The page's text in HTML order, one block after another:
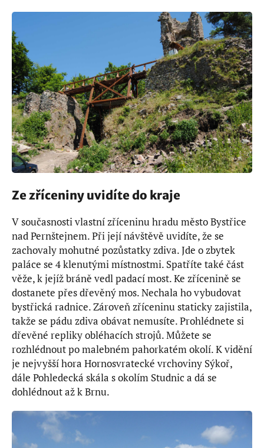
Ze zříceniny uvidíte do kraje
V současnosti vlastní zříceninu hradu město Bystřice
nad Pernštejnem. Při její návštěvě uvidíte, že se
zachovaly mohutné pozůstatky zdiva. Jde o zbytek
paláce se 4 klenutými místnostmi. Spatříte také část
věže, k jejíž bráně vedl padací most. Ke zřícenině se
dostanete přes dřevěný mos. Nechala ho vybudovat
bystřická radnice. Zároveň zříceninu staticky zajistila,
takže se pádu zdiva obávat nemusíte. Prohlédnete si
dřevěné repliky obléhacích strojů. Můžete se
rozhlédnout po malebném pahorkatém okolí. K vidění
je nejvyšší hora Hornosvratecké vrchoviny Sýkoř,
dále Pohledecká skála s okolím Studnic a dá se
dohlédnout až k Brnu.